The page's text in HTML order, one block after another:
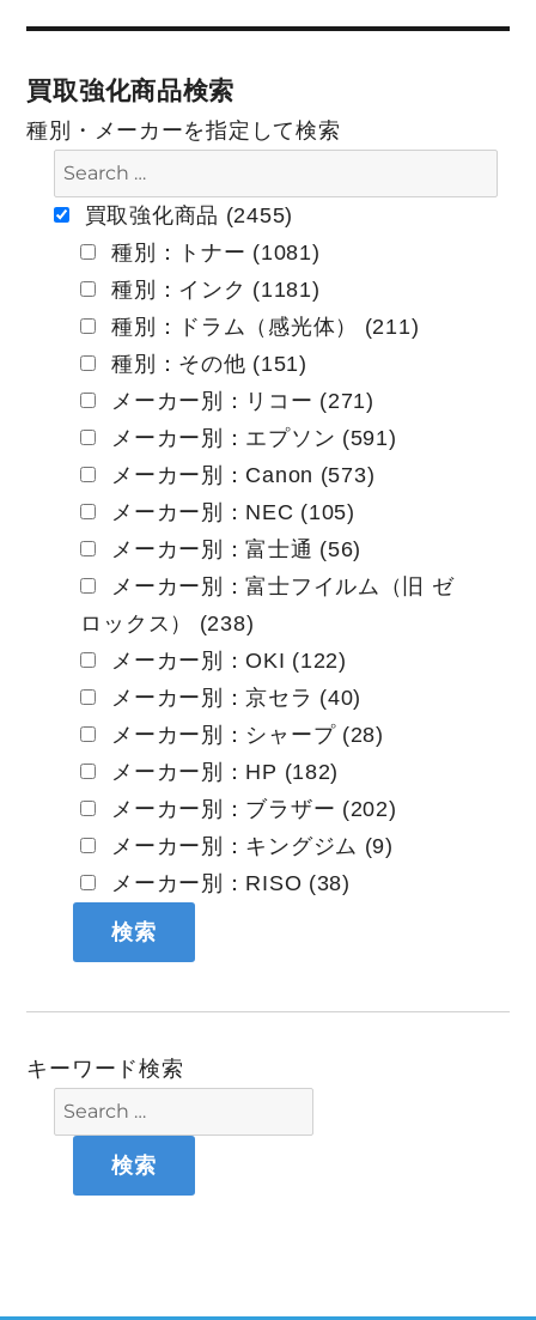
ビ
ー
稿:
買取強化商品検索
種別・メーカーを指定して検索
買取強化商品 (2455)
種別：トナー (1081)
種別：インク (1181)
種別：ドラム（感光体） (211)
種別：その他 (151)
メーカー別：リコー (271)
メーカー別：エプソン (591)
メーカー別：Canon (573)
メーカー別：NEC (105)
メーカー別：富士通 (56)
メーカー別：富士フイルム（旧 ゼ
ロックス） (238)
メーカー別：OKI (122)
メーカー別：京セラ (40)
メーカー別：シャープ (28)
メーカー別：HP (182)
メーカー別：ブラザー (202)
メーカー別：キングジム (9)
メーカー別：RISO (38)
キーワード検索